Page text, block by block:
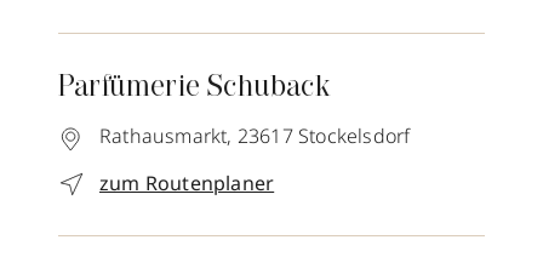
Parfümerie Schuback
Rathausmarkt, 23617 Stockelsdorf
zum Routenplaner